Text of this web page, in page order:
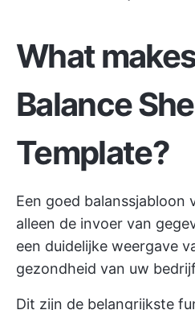
What
Balance
Template?
Een goed balanssjabloon
alleen de invoer van
een duidelijke weergave
gezondheid van uw
Dit zijn de belangrijkste